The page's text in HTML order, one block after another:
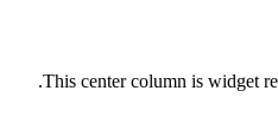
This center column is widget